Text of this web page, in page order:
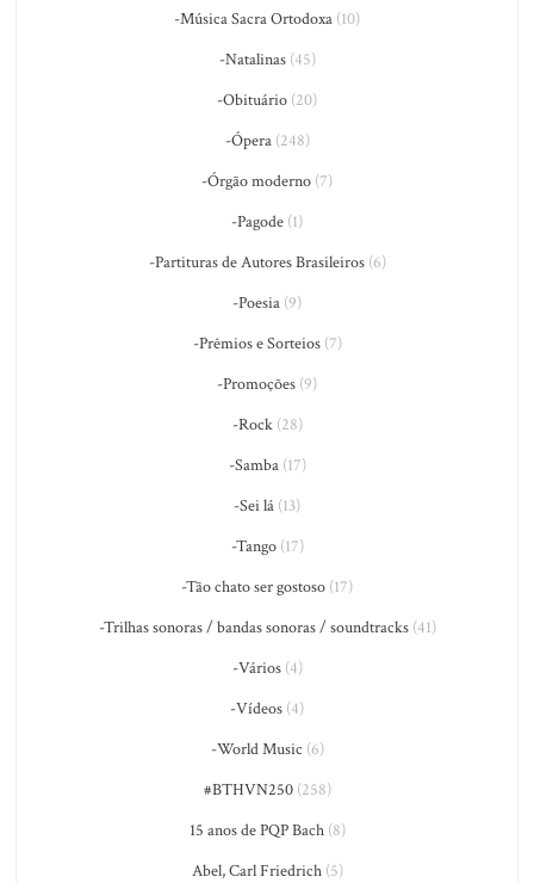
-Música Sacra Ortodoxa (10)
-Natalinas(45)
-Obituário (20)
-Ópera(248)
-Órgão moderno (7)
-Pagode (1)
-Partituras de Autores Brasileiros(6)
-Poesia (9)
-Prêmios e Sorteios(7)
-Promoções (9)
-Rock(28)
-Samba(17)
-Sei lá (13)
-Tango(17)
-Tão chato ser gostoso (17)
-Trilhas sonoras / bandas sonoras / soundtracks(41)
-Vários(4)
-Vídeos (4)
-World Music (6)
#BTHVN250(258)
15 anos de PQP Bach(8)
Abel, Carl Friedrich(5)